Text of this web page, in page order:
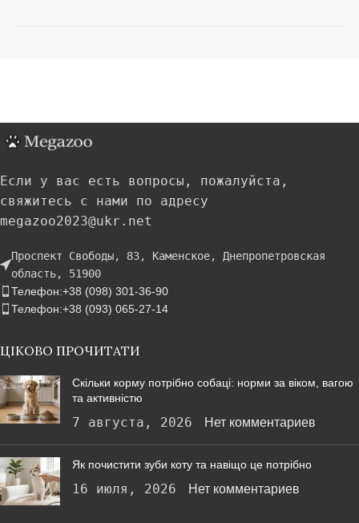
Если у вас есть вопросы, пожалуйста,
свяжитесь с нами по адресу
megazoo2023@ukr.net
Проспект Свободы, 83, Каменское, Днепропетровская
область, 51900
Телефон:+38 (098) 301-36-90
Телефон:+38 (093) 065-27-14
ЦІКОВО ПРОЧИТАТИ
Скільки корму потрібно собаці: норми за віком, вагою
та активністю
7 августа, 2026 Нет комментариев
Як почистити зуби коту та навіщо це потрібно
16 июля, 2026 Нет комментариев